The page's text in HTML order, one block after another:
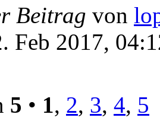
Beitrag von
Feb 2017,
5 • 1 , 2, 3, 4, 5